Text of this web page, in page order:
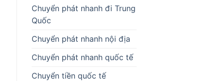
Chuyển phát nhanh đi Trung
Quốc
Chuyển phát nhanh nội địa
Chuyển phát nhanh quốc tế
Chuyển tiền quốc tế